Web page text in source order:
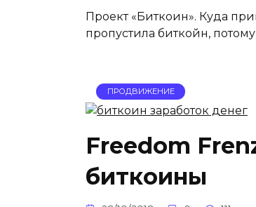
Проект «Биткоин». Куда
пропустила биткойн,
ПРОДВИЖЕНИЕ
Freedom
биткоины